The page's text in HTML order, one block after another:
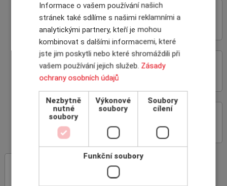
VÝHODY SPOLUPRÁCE
S INSCOM
ON-LINE ROZHRANÍ
POJIŠŤOVEN
POHLEDÁVKY
– specialista na pojištění
Informace o vašem používání našich
stránek také sdílíme s našimi reklamními a
analytickými partnery, kteří je mohou
kombinovat s dalšími informacemi, které
jste jim poskytli nebo které shromáždili při
vašem používání jejich služeb. Zásady
ochrany osobních údajů
Nezbytně
nutné
soubory
Výkonové
soubory
Soubory
cílení
Funkční soubory